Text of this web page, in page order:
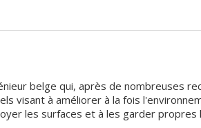
belge qui, après de nombreuses
visant à améliorer à la fois
les surfaces et à les garder